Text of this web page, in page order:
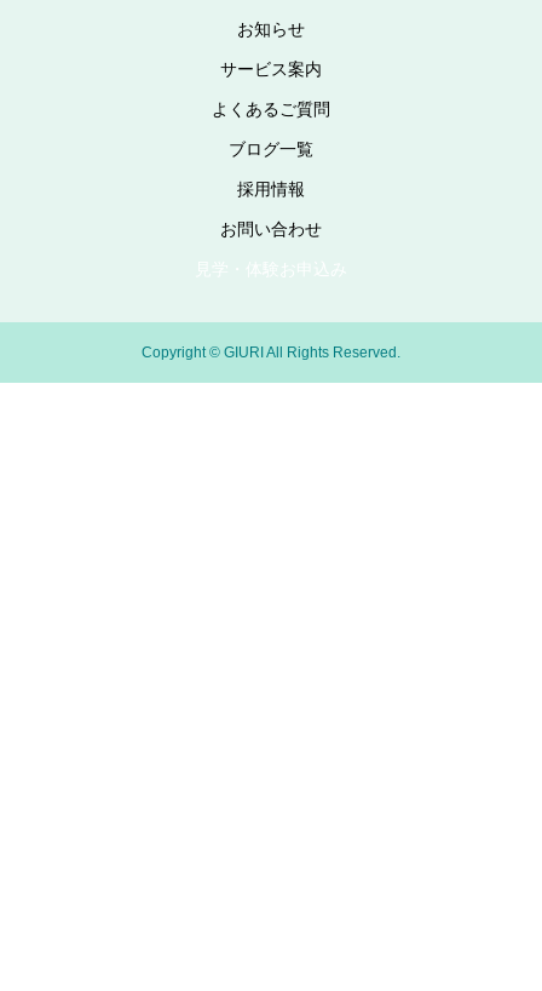
お知らせ
サービス案内
よくあるご質問
ブログ一覧
採用情報
お問い合わせ
見学・体験お申込み
Copyright © GIURI All Rights Reserved.